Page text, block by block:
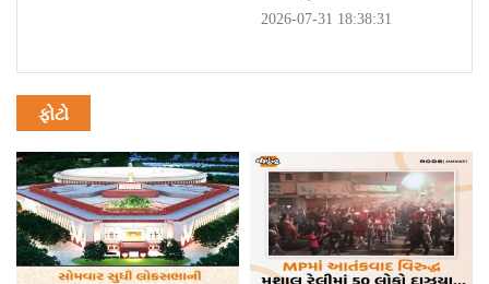
2026-07-31 18:38:31
ફોટો